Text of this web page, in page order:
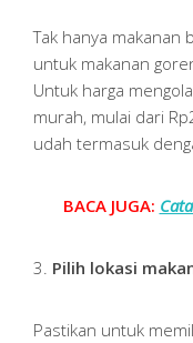
Tak hanya makanan
untuk makanan
Untuk harga
murah, mulai dari
udah termasuk
BACA JUGA:
3. Pilih lokasi
Pastikan untuk